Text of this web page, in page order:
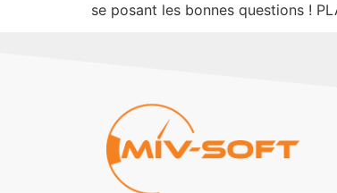
se posant les bonnes questions !